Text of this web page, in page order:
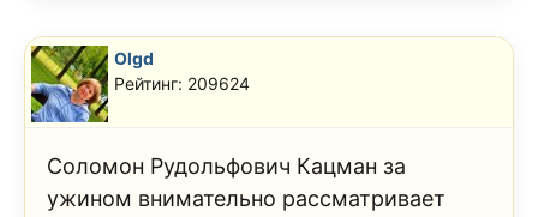
Olgd
Рейтинг: 209624
Соломон Рудольфович Кацман за
ужином внимательно рассматривает